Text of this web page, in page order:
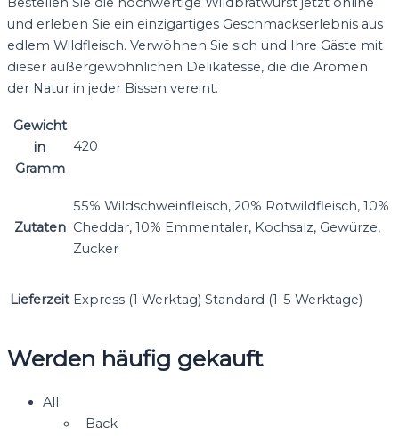
und erleben Sie ein einzigartiges Geschmackserlebnis aus
edlem Wildfleisch. Verwöhnen Sie sich und Ihre Gäste mit
dieser außergewöhnlichen Delikatesse, die die Aromen
der Natur in jeder Bissen vereint.
Gewicht
in
Gramm
420
Zutaten
55% Wildschweinfleisch, 20% Rotwildfleisch, 10%
Cheddar, 10% Emmentaler, Kochsalz, Gewürze,
Zucker
Lieferzeit Express (1 Werktag) Standard (1-5 Werktage)
Werden häufig gekauft
All
Back